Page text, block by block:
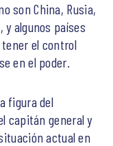
son China, Rusia,
y algunos países
el control
en el poder.
figura del
capitán general y
actual en